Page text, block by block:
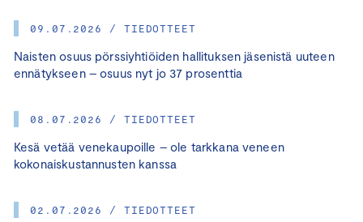
09.07.2026 / TIEDOTTEET
Naisten osuus pörssiyhtiöiden hallituksen jäsenistä uuteen
ennätykseen – osuus nyt jo 37 prosenttia
08.07.2026 / TIEDOTTEET
Kesä vetää venekaupoille – ole tarkkana veneen
kokonaiskustannusten kanssa
02.07.2026 / TIEDOTTEET